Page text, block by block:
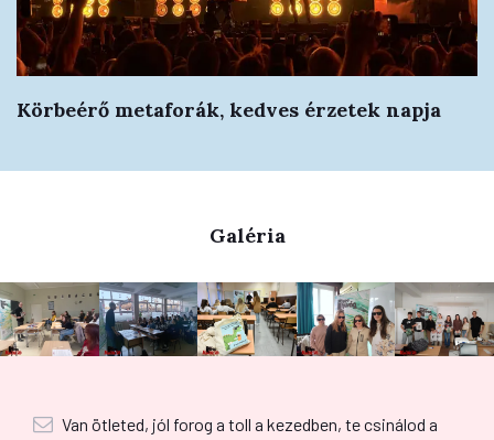
Körbeérő metaforák, kedves érzetek napja
Galéria
Van ötleted, jól forog a toll a kezedben, te csinálod a